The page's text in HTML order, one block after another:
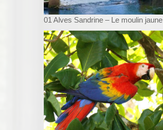
01 Alves Sandrine – Le moulin jaune